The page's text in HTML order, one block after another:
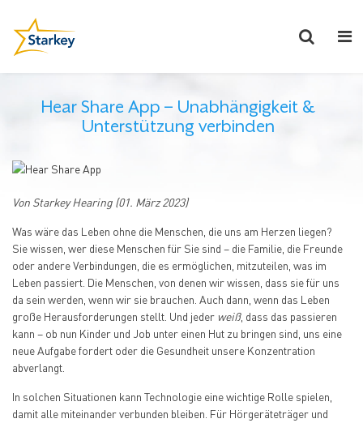
Hear Share App – Unabhängigkeit &
Unterstützung verbinden
Von Starkey Hearing (01. März 2023)
Was wäre das Leben ohne die Menschen, die uns am Herzen liegen?
Sie wissen, wer diese Menschen für Sie sind – die Familie, die Freunde
oder andere Verbindungen, die es ermöglichen, mitzuteilen, was im
Leben passiert. Die Menschen, von denen wir wissen, dass sie für uns
da sein werden, wenn wir sie brauchen. Auch dann, wenn das Leben
große Herausforderungen stellt. Und jeder weiß, dass das passieren
kann – ob nun Kinder und Job unter einen Hut zu bringen sind, uns eine
neue Aufgabe fordert oder die Gesundheit unsere Konzentration
abverlangt.
In solchen Situationen kann Technologie eine wichtige Rolle spielen,
damit alle miteinander verbunden bleiben. Für Hörgeräteträger und